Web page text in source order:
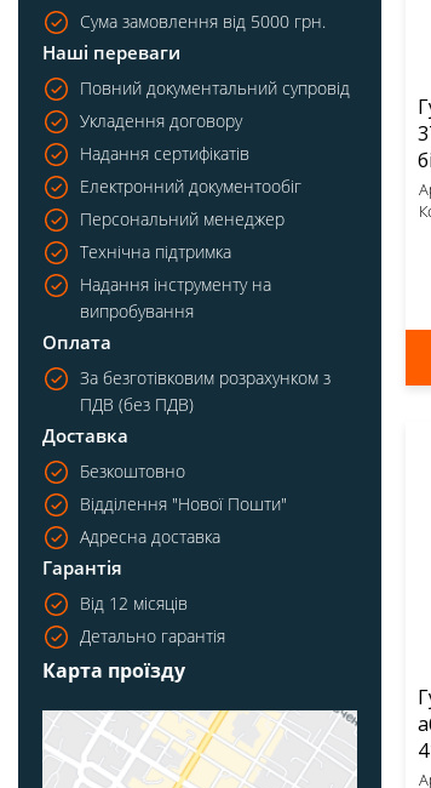
Сума замовлення від 5000 грн.
Наші переваги
Повний документальний супровід
Укладення договору
Надання сертифікатів
Електронний документообіг
Персональний менеджер
Технічна підтримка
Надання інструменту на
випробування
Оплата
За безготівковим розрахунком з
ПДВ (без ПДВ)
Доставка
Безкоштовно
Відділення "Нової Пошти"
Адресна доставка
Гарантія
Від 12 місяців
Детально гарантія
Карта проїзду